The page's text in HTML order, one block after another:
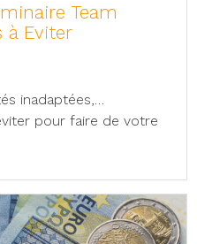
Team
à Eviter
inadaptées,…
pour faire de votre